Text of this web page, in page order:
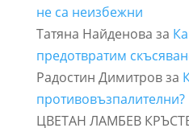
не са неизбежни
Татяна Найденова за
предотвратим
Радостин Димитровза
противовъзпалителни?
ЦВЕТАН ЛАМБЕВ